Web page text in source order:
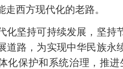
走西方现代化的老路。
坚持可持续发展，坚持节
道路，为实现中华民族
化保护和系统治理，推